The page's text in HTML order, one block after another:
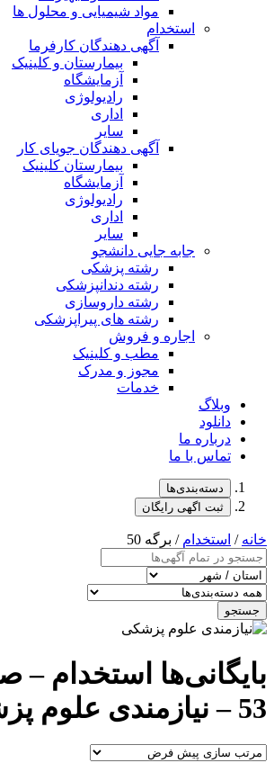
مواد شیمیایی و محلول ها
استخدام
آگهی دهندگان کارفرما
بیمارستان و کلینیک
آزمایشگاه
رادیولوژی
اداری
سایر
آگهی دهندگان جویای کار
بیمارستان کلینیک
آزمایشگاه
رادیولوژی
اداری
سایر
جابه جایی دانشجو
رشته پزشکی
رشته دندانپزشکی
رشته داروسازی
رشته های پیراپزشکی
اجاره و فروش
مطب و کلینیک
مجوز و مدرک
خدمات
وبلاگ
دانلود
درباره ما
تماس با ما
دسته‌بندی‌ها
ثبت اگهی رایگان
خانه / استخدام / برگه 50
جستجو
53 – نیازمندی علوم پزشکی